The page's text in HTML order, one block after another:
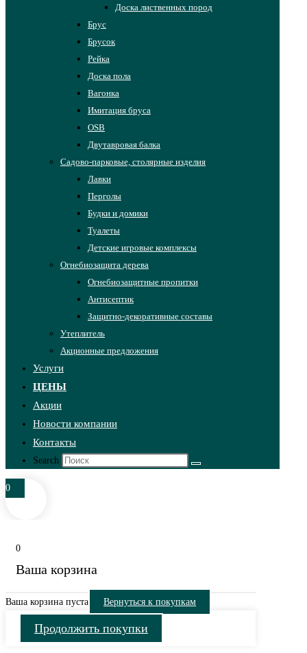
Доска лиственных пород
Брус
Брусок
Рейка
Доска пола
Вагонка
Имитация бруса
OSB
Двутавровая балка
Садово-парковые, столярные изделия
Лавки
Перголы
Будки и домики
Туалеты
Детские игровые комплексы
Огнебиозащита дерева
Огнебиозащитные пропитки
Антисептик
Защитно-декоративные составы
Утеплитель
Акционные предложения
Услуги
ЦЕНЫ
Акции
Новости компании
Контакты
Search
0
0
Ваша корзина
Ваша корзина пуста Вернуться к покупкам
Продолжить покупки